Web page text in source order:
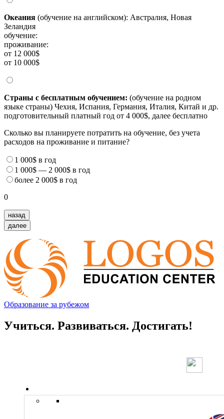
Океания (обучение на английском): Австралия, Новая
Зеландия
обучение:
проживание:
от 12 000$
от 10 000$
Страны с бесплатным обучением: (обучение на родном
языке страны) Чехия, Испания, Германия, Италия, Китай и др.
подготовительный платный год от 4 000$, далее бесплатно
Сколько вы планируете потратить на обучение, без учета
расходов на проживание и питание?
1 000$ в год
1 000$ — 2 000$ в год
более 2 000$ в год
0
назад
далее
Образование за рубежом
Учиться. Развиваться. Достигать!